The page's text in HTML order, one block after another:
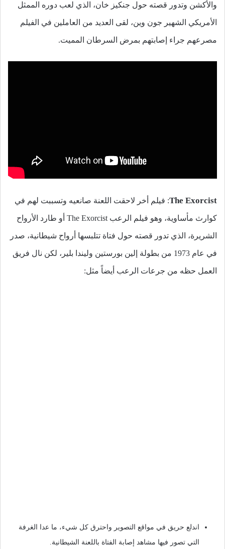
والأكشن وتدور قصته حول جنكيز خان، الذي لعب دوره الممثل
الأمريكي الشهير جون وين، لقى العديد من العاملين في الفيلم
مصرعهم جراء إصابتهم بمرض السرطان المميت.
The Exorcist: فيلم أخر لاحقت اللعنة صانعيه وتسببت لهم في
كوارث مأساوية، وهو فيلم الرعب The Exorcist أو طارد الأرواح
الشريرة، الذي تدور قصته حول فتاة تتلبسها أرواح شيطانية، صدر
في عام 1973 من بطولة إلين بورستين وليندا بلير، لكن نال فريق
العمل حظه من جرعات الرعب أيضاً مثل:
اندلع حريق في مواقع التصوير واحترق كل شيء، ما عدا الغرفة
التي تصور فيها مشاهد إصابة الفتاة باللعنة الشيطانية.